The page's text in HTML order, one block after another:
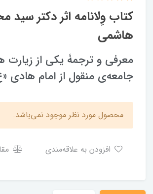
کتاب وِلانامه اثر دکتر سید
هاشمی
معرفی و ترجمۀ یکی از زیارت
جامعه‌ی منقول از امام هادی
محصول مورد نظر موجود نمی‌باشد.